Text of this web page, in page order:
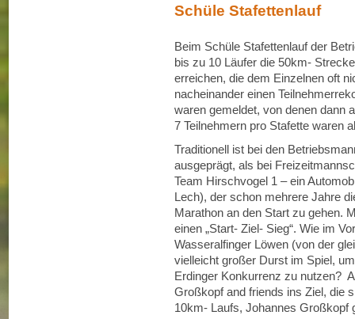
Schüle Stafettenlauf
Beim Schüle Stafettenlauf der
bis zu 10 Läufer die 50km-
erreichen, die dem Einzelnen oft
nacheinander einen
waren gemeldet, von denen dann
7 Teilnehmern pro Stafette waren
Traditionell ist bei den
ausgeprägt, als bei
Team Hirschvogel 1 – ein
Lech), der schon mehrere Jahre
Marathon an den Start zu gehen.
einen „Start- Ziel- Sieg“. Wie im
Wasseralfinger Löwen (von der
vielleicht großer Durst im Spiel,
Erdinger Konkurrenz zu nutzen?
Großkopf and friends ins Ziel, die
10km- Laufs, Johannes Großkopf